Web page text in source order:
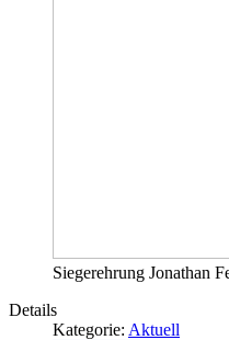
Siegerehrung Jonathan
Details
Kategorie: Aktuell